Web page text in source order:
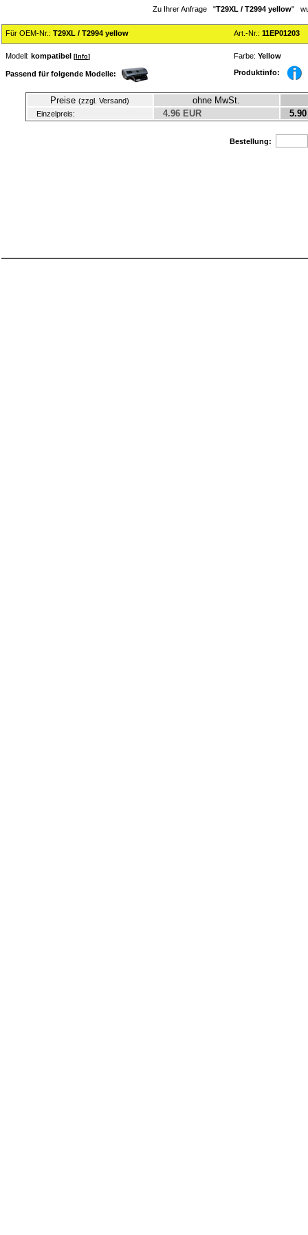
Zu Ihrer Anfrage "T29XL / T2994 yellow"
Für OEM-Nr.: T29XL / T2994 yellow Art.-Nr.: 11EP01203
Modell: kompatibel [ Info] Farbe: Yellow
Passend für folgende Modelle: Produktinfo:
Preise (zzgl. Versand) ohne MwSt.
Einzelpreis: 4.96 EUR 5.90
Bestellung: